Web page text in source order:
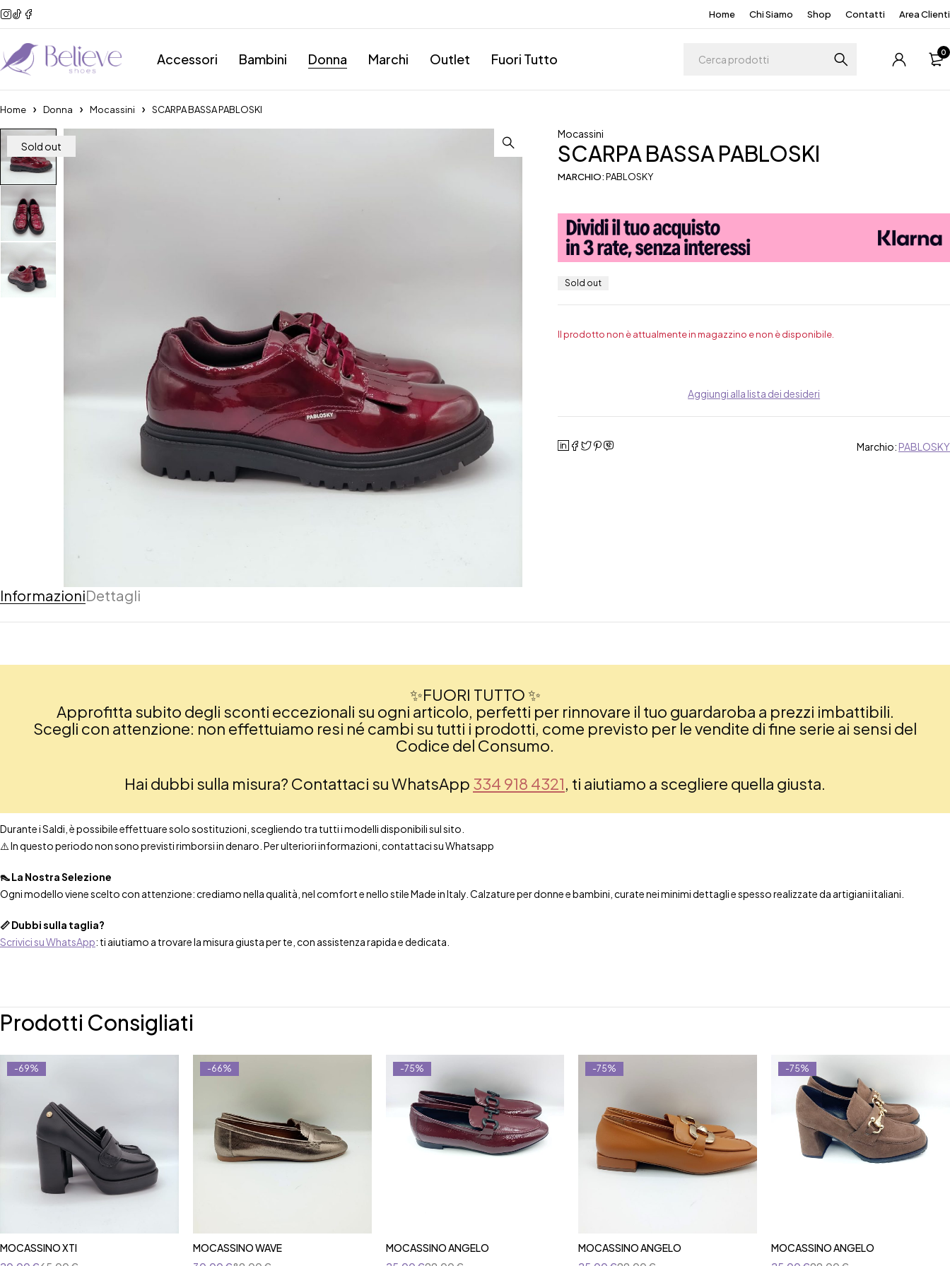
Home Chi Siamo Shop Contatti Area Clienti
Accessori Bambini Donna Marchi Outlet Fuori Tutto 0
Home Donna Mocassini SCARPA BASSA PABLOSKI
Sold out
Mocassini
SCARPA BASSA PABLOSKI
MARCHIO:PABLOSKY
Sold out
Il prodotto non è attualmente in magazzino e non è disponibile.
Aggiungi alla lista dei desideri
Marchio: PABLOSKY
InformazioniDettagli
✨FUORI TUTTO ✨
Approfitta subito degli sconti eccezionali su ogni articolo, perfetti per rinnovare il tuo guardaroba a prezzi imbattibili.
Scegli con attenzione: non effettuiamo resi né cambi su tutti i prodotti, come previsto per le vendite di fine serie ai sensi del
Codice del Consumo.
Hai dubbi sulla misura? Contattaci su WhatsApp 334 918 4321, ti aiutiamo a scegliere quella giusta.
Durante i Saldi, è possibile effettuare solo sostituzioni, scegliendo tra tutti i modelli disponibili sul sito.
⚠️ In questo periodo non sono previsti rimborsi in denaro. Per ulteriori informazioni, contattaci su Whatsapp
👠 La Nostra Selezione
Ogni modello viene scelto con attenzione: crediamo nella qualità, nel comfort e nello stile Made in Italy. Calzature per donne e bambini, curate nei minimi dettagli e spesso realizzate da artigiani italiani.
📏 Dubbi sulla taglia?
Scrivici su WhatsApp: ti aiutiamo a trovare la misura giusta per te, con assistenza rapida e dedicata.
Prodotti Consigliati
-69%
MOCASSINO XTI
-66%
MOCASSINO WAVE
-75%
MOCASSINO ANGELO
-75%
MOCASSINO ANGELO
-75%
MOCASSINO ANGELO